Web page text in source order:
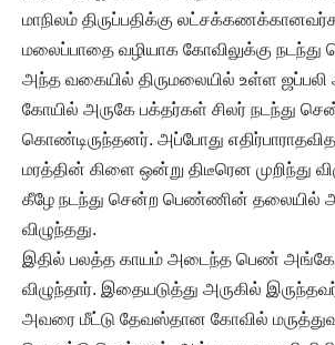
மாநிலம் திருப்பதிக்கு
மலைப்பாதை வழியாக கோவிலுக்கு நடந்து
அந்த வகையில் திருமலையில் உள்ள ஜப்பலி
கோயில் அருகே பக்தர்கள் சிலர் நடந்து
கொண்டிருந்தனர். அப்போது
மரத்தின் கிளை ஒன்று திடீரென முறிந்து
கீழே நடந்து சென்ற பெண்ணின் தலையில்
விழுந்தது.
இதில் பலத்த காயம் அடைந்த பெண்
விழுந்தார். இதையடுத்து அருகில்
அவரை மீட்டு தேவஸ்தான கோவில்